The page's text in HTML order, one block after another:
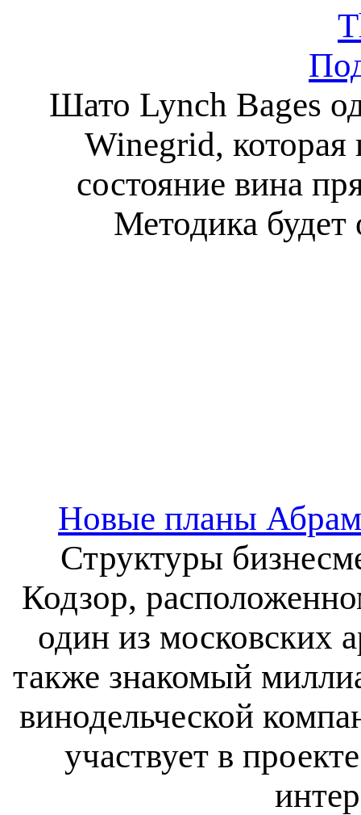
Шато Lynch Bages
Winegrid, которая
состояние вина
Методика будет
Новые планы
Структуры
Кодзор,
один из московских
также знакомый
винодельческой
участвует в